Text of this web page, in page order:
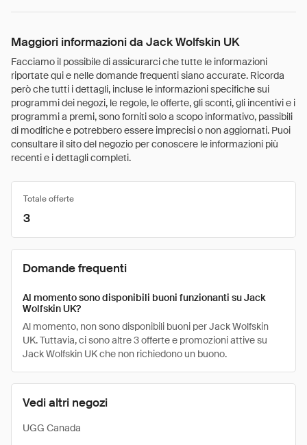
Maggiori informazioni da Jack Wolfskin UK
Facciamo il possibile di assicurarci che tutte le informazioni
riportate qui e nelle domande frequenti siano accurate. Ricorda
però che tutti i dettagli, incluse le informazioni specifiche sui
programmi dei negozi, le regole, le offerte, gli sconti, gli incentivi e i
programmi a premi, sono forniti solo a scopo informativo, passibili
di modifiche e potrebbero essere imprecisi o non aggiornati. Puoi
consultare il sito del negozio per conoscere le informazioni più
recenti e i dettagli completi.
Vedi altri negozi
UGG Canada
Totale offerte
3
Domande frequenti
Al momento sono disponibili buoni funzionanti su Jack
Wolfskin UK?
Al momento, non sono disponibili buoni per Jack Wolfskin
UK. Tuttavia, ci sono altre 3 offerte e promozioni attive su
Jack Wolfskin UK che non richiedono un buono.